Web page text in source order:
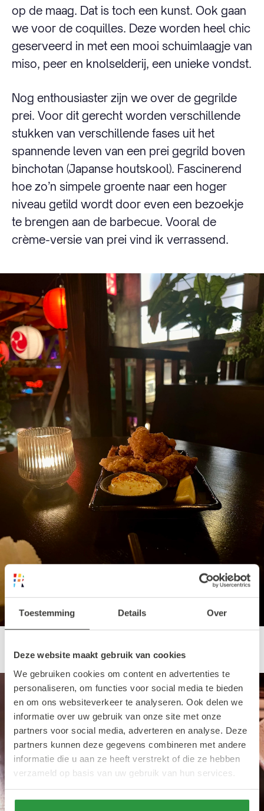
Toestemming Details Over
Deze website maakt gebruik van cookies
We gebruiken cookies om content en advertenties te
personaliseren, om functies voor social media te bieden
en om ons websiteverkeer te analyseren. Ook delen we
informatie over uw gebruik van onze site met onze
partners voor social media, adverteren en analyse. Deze
partners kunnen deze gegevens combineren met andere
informatie die u aan ze heeft verstrekt of die ze hebben
verzameld op basis van uw gebruik van hun services.
op de maag. Dat is toch een kunst. Ook gaan
we voor de coquilles. Deze worden heel chic
geserveerd in met een mooi schuimlaagje van
miso, peer en knolselderij, een unieke vondst.
Nog enthousiaster zijn we over de gegrilde
prei. Voor dit gerecht worden verschillende
stukken van verschillende fases uit het
spannende leven van een prei gegrild boven
binchotan (Japanse houtskool). Fascinerend
hoe zo’n simpele groente naar een hoger
niveau getild wordt door even een bezoekje
te brengen aan de barbecue. Vooral de
crème-versie van prei vind ik verrassend.